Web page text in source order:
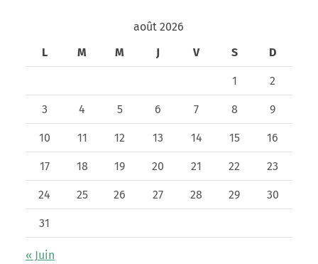
août 2026
L
M M J V S D
1 2
3 4 5 6 7 8 9
10 11 12 13 14 15 16
17 18 19 20 21 22 23
24 25 26 27 28 29 30
31
« Juin